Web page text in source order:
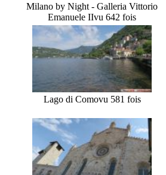
Milano by Night - Galleria Vittorio
Emanuele IIvu 642 fois
Lago di Comovu 581 fois